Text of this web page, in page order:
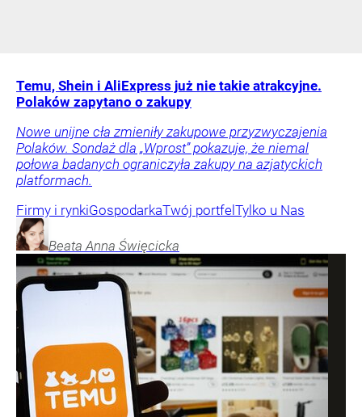
Temu, Shein i AliExpress już nie takie atrakcyjne.
Polaków zapytano o zakupy
Nowe unijne cła zmieniły zakupowe przyzwyczajenia
Polaków. Sondaż dla „Wprost” pokazuje, że niemal
połowa badanych ograniczyła zakupy na azjatyckich
platformach.
Firmy i rynkiGospodarkaTwój portfel Tylko u Nas
Beata Anna Święcicka